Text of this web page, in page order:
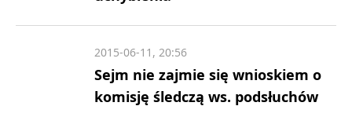
Sejm nie zajmie się wnioskiem o
komisję śledczą ws. podsłuchów
2015-06-11, 20:56